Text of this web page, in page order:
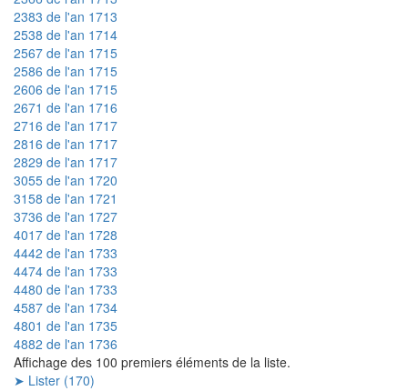
2383 de l'an 1713
2538 de l'an 1714
2567 de l'an 1715
2586 de l'an 1715
2606 de l'an 1715
2671 de l'an 1716
2716 de l'an 1717
2816 de l'an 1717
2829 de l'an 1717
3055 de l'an 1720
3158 de l'an 1721
3736 de l'an 1727
4017 de l'an 1728
4442 de l'an 1733
4474 de l'an 1733
4480 de l'an 1733
4587 de l'an 1734
4801 de l'an 1735
4882 de l'an 1736
Affichage des 100 premiers éléments de la liste.
➤ Lister (170)